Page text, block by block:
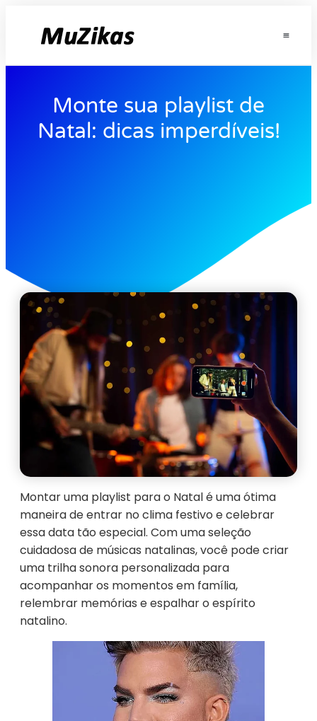
Monte sua playlist de
Natal: dicas imperdíveis!
Montar uma playlist para o Natal é uma ótima
maneira de entrar no clima festivo e celebrar
essa data tão especial. Com uma seleção
cuidadosa de músicas natalinas, você pode criar
uma trilha sonora personalizada para
acompanhar os momentos em família,
relembrar memórias e espalhar o espírito
natalino.